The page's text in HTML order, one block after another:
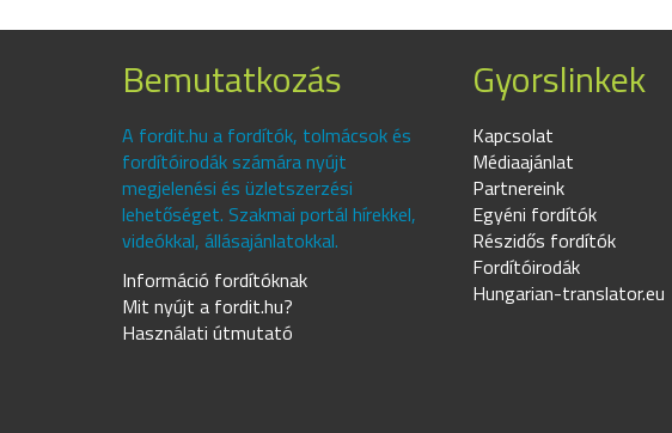
Bemutatkozás
A fordit.hu a fordítók, tolmácsok és
fordítóirodák számára nyújt
megjelenési és üzletszerzési
lehetőséget. Szakmai portál hírekkel,
videókkal, állásajánlatokkal.
Információ fordítóknak
Mit nyújt a fordit.hu?
Használati útmutató
Gyorslinkek
Kapcsolat
Médiaajánlat
Partnereink
Egyéni fordítók
Részidős fordítók
Fordítóirodák
Hungarian-translator.eu